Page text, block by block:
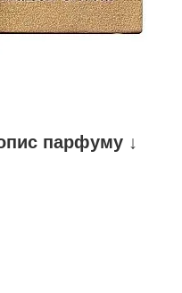
парфуму ↓